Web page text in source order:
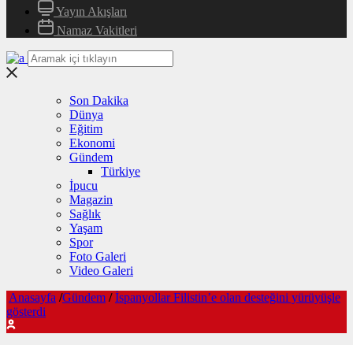
Yayın Akışları
Namaz Vakitleri
Son Dakika
Dünya
Eğitim
Ekonomi
Gündem
Türkiye
İpucu
Magazin
Sağlık
Yaşam
Spor
Foto Galeri
Video Galeri
Anasayfa /Gündem / İspanyollar Filistin’e olan desteğini yürüyüşle
gösterdi